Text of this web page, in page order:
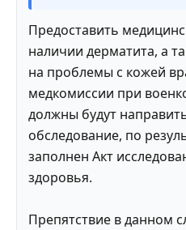
Предоставить
наличии дерматита, а
на проблемы с кожей
медкомиссии при
должны будут
обследование, по
заполнен Акт
здоровья.
Препятствие в данном